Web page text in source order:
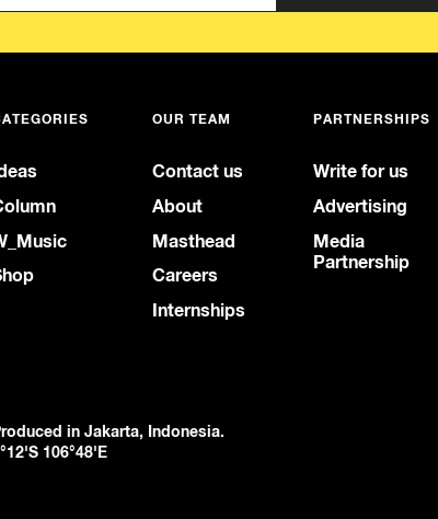
OUR TEAM
Contact us
About
Masthead
Careers
Internships
PARTNERSHIPS
Write for us
Advertising
Media
Partnership
in Jakarta, Indonesia.
106°48'E